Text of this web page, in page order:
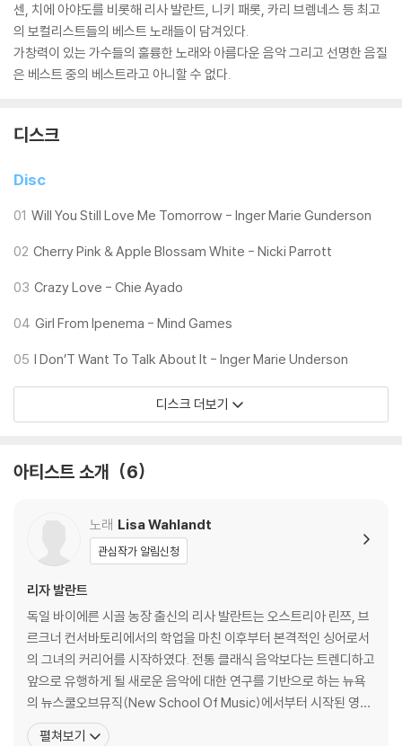
센, 치에 아야도를 비롯해 리사 발란트, 니키 패롯, 카리 브렘네스 등 최고
의 보컬리스트들의 베스트 노래들이 담겨있다.
가창력이 있는 가수들의 훌륭한 노래와 아름다운 음악 그리고 선명한 음질
은 베스트 중의 베스트라고 아니할 수 없다.
디스크
Disc
01 Will You Still Love Me Tomorrow - Inger Marie Gunderson
02 Cherry Pink & Apple Blossam White - Nicki Parrott
03 Crazy Love - Chie Ayado
04 Girl From Ipenema - Mind Games
05 I Don’T Want To Talk About It - Inger Marie Underson
디스크 더보기
아티스트 소개 6
노래 Lisa Wahlandt
관심작가 알림신청
리자 발란트
독일 바이에른 시골 농장 출신의 리사 발란트는 오스트리아 린쯔, 브
르크너 컨서바토리에서의 학업을 마친 이후부터 본격적인 싱어로서
의 그녀의 커리어를 시작하였다. 전통 클래식 음악보다는 트렌디하고
앞으로 유행하게 될 새로운 음악에 대한 연구를 기반으로 하는 뉴욕
의 뉴스쿨오브뮤직(New School Of Music)에서부터 시작된 영미
권에서의 그녀의 커리어는 남미출신의 연주자들과의 인연으로 연계
펼쳐보기